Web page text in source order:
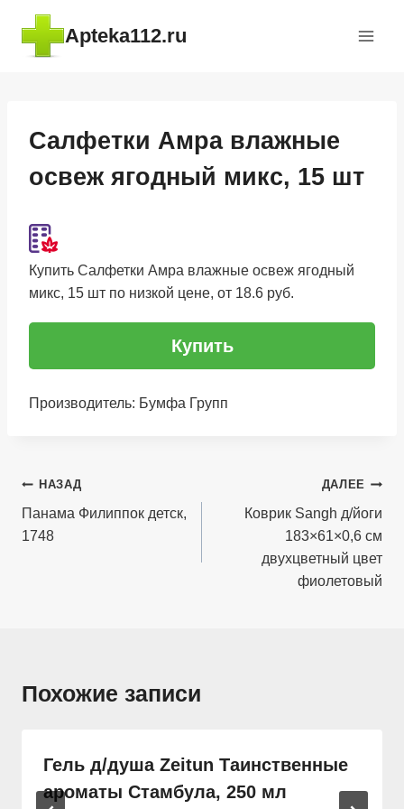
Перейти
содержимому
Apteka112.ru
Салфетки Амра влажные
освеж ягодный микс, 15 шт
Купить Салфетки Амра влажные освеж ягодный
микс, 15 шт по низкой цене, от 18.6 руб.
Купить
Производитель: Бумфа Групп
Навигация
по
записям
НАЗАД
Панама Филиппок детск,
1748
ДАЛЕЕ
Коврик Sangh д/йоги
183×61×0,6 см
двухцветный цвет
фиолетовый
Похожие записи
Гель д/душа Zeitun Таинственные
ароматы Стамбула, 250 мл